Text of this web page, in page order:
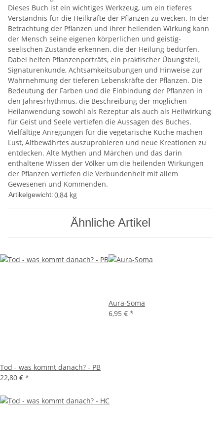
Dieses Buch ist ein wichtiges Werkzeug, um ein tieferes
Verständnis für die Heilkräfte der Pflanzen zu wecken. In der
Betrachtung der Pflanzen und ihrer heilenden Wirkung kann
der Mensch seine eigenen körperlichen und geistig-
seelischen Zustände erkennen, die der Heilung bedürfen.
Dabei helfen Pflanzenporträts, ein praktischer Übungsteil,
Signaturenkunde, Achtsamkeitsübungen und Hinweise zur
Wahrnehmung der tieferen Lebenskräfte der Pflanzen. Die
Bedeutung der Farben und die Einbindung der Pflanzen in
den Jahresrhythmus, die Beschreibung der möglichen
Heilanwendung sowohl als Rezeptur als auch als Heilwirkung
für Geist und Seele vertiefen die Aussagen des Buches.
Vielfältige Anregungen für die vegetarische Küche machen
Lust, Altbewährtes auszuprobieren und neue Kreationen zu
entdecken. Alte Mythen und Märchen und das darin
enthaltene Wissen der Völker um die heilenden Wirkungen
der Pflanzen vertiefen die Verbundenheit mit allem
Gewesenen und Kommenden.
Artikelgewicht:0,84 kg
Ähnliche Artikel
Tod - was kommt danach? - PB
22,80 € *
Aura-Soma
6,95 € *